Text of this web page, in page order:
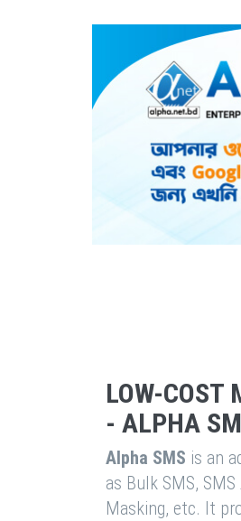
LOW-COST
- ALPHA
Alpha SMS is an
as Bulk SMS, SMS
Masking, etc. It